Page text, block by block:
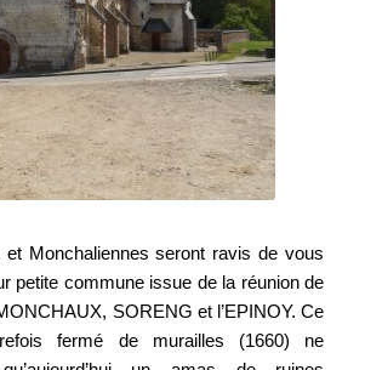
et Monchaliennes seront ravis de vous
petite commune issue de la réunion de
SORENG et l’EPINOY. Ce
fermé de murailles (1660) ne